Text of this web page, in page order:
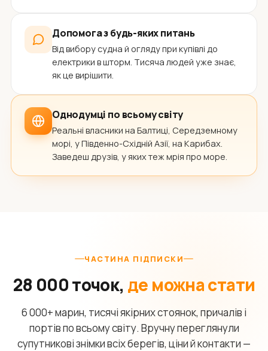
Допомога з будь-яких питань
Від вибору судна й огляду при купівлі до
електрики в шторм. Тисяча людей уже знає,
як це вирішити.
Однодумці по всьому світу
Реальні власники на Балтиці, Середземному
морі, у Південно-Східній Азії, на Карибах.
Заведеш друзів, у яких теж мрія про море.
ЧАСТИНА ПІДПИСКИ
28 000 точок, де можна стати
6 000+ марин, тисячі якірних стоянок, причалів і
портів по всьому світу. Вручну переглянули
супутникові знімки всіх берегів, ціни й контакти —